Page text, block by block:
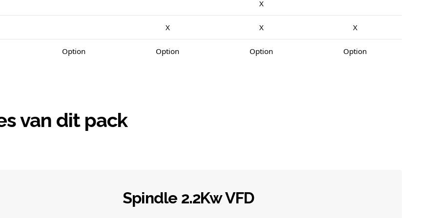
X
X X X
Option Option Option Option
van dit pack
Spindle 2.2Kw VFD